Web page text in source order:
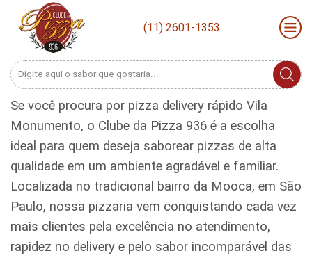
(11) 2601-1353
Search
Se você procura por pizza delivery rápido Vila
Monumento, o Clube da Pizza 936 é a escolha
ideal para quem deseja saborear pizzas de alta
qualidade em um ambiente agradável e familiar.
Localizada no tradicional bairro da Mooca, em São
Paulo, nossa pizzaria vem conquistando cada vez
mais clientes pela excelência no atendimento,
rapidez no delivery e pelo sabor incomparável das